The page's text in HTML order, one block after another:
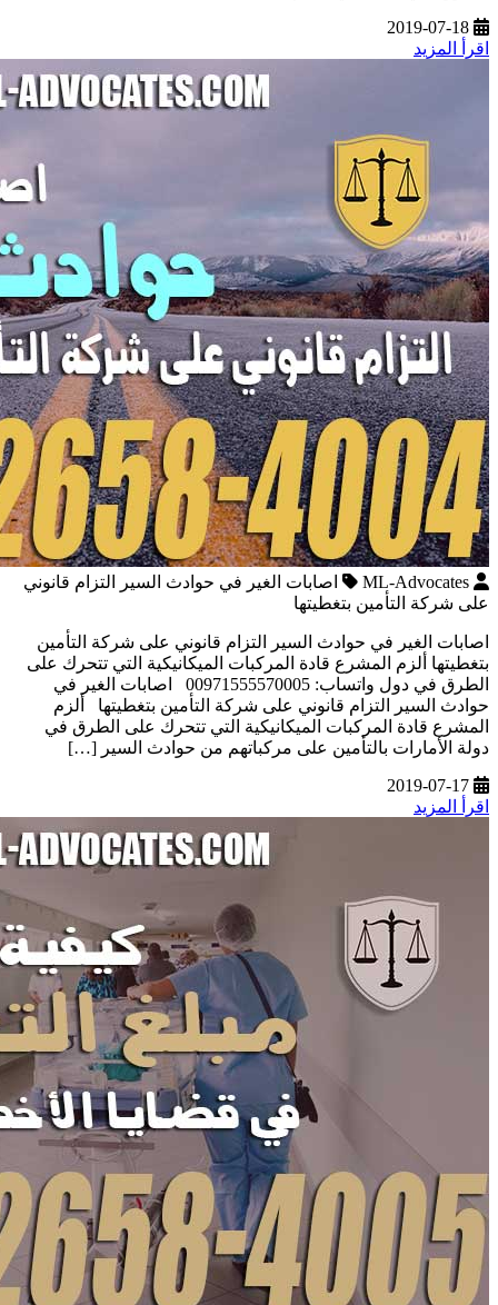
2019-07-18
اقرأ المزيد
ML-Advocates
اصابات الغير في حوادث السير التزام قانوني
على شركة التأمين بتغطيتها
اصابات الغير في حوادث السير التزام قانوني على شركة التأمين
بتغطيتها ألزم المشرع قادة المركبات الميكانيكية التي تتحرك على
الطرق في دول واتساب: 00971555570005 اصابات الغير في
حوادث السير التزام قانوني على شركة التأمين بتغطيتها ألزم
المشرع قادة المركبات الميكانيكية التي تتحرك على الطرق في
دولة الأمارات بالتأمين على مركباتهم من حوادث السير […]
2019-07-17
اقرأ المزيد